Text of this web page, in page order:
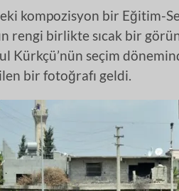
kompozisyon bir Eğitim-
rengi birlikte sıcak bir
Kürkçü’nün seçim
bir fotoğrafı geldi.